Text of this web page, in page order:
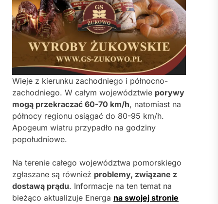
Wieje z kierunku zachodniego i północno-
zachodniego. W całym województwie porywy
mogą przekraczać 60-70 km/h, natomiast na
północy regionu osiągać do 80-95 km/h.
Apogeum wiatru przypadło na godziny
popołudniowe.
Na terenie całego województwa pomorskiego
zgłaszane są również problemy, związane z
dostawą prądu. Informacje na ten temat na
bieżąco aktualizuje Energa na swojej stronie